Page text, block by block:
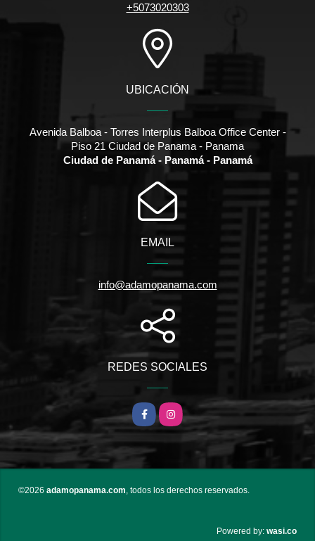
+5073020303
UBICACIÓN
Avenida Balboa - Torres Interplus Balboa Office Center -
Piso 21 Ciudad de Panama - Panama
Ciudad de Panamá - Panamá - Panamá
EMAIL
info@adamopanama.com
REDES SOCIALES
FacebookInstagram
©2026 adamopanama.com , todos los derechos reservados.
Powered by: wasi.co